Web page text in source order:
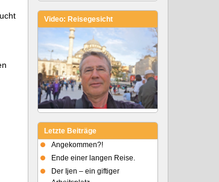
Video: Reisegesicht
Letzte Beiträge
Angekommen?!
Ende einer langen Reise.
Der Ijen – ein giftiger